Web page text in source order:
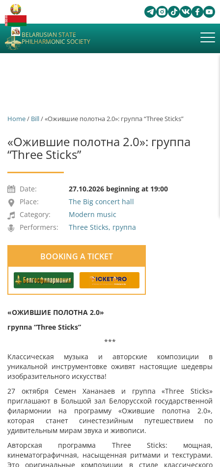
BELARUSIAN STATE
PHILHARMONIC SOCIETY
Home/ Bill/ «Ожившие полотна 2.0»: группа “Three Sticks”
«Ожившие полотна 2.0»: группа
“Three Sticks”
Date:
27.10.2026 beginning at 19:00
Place:
The Big concert hall
Category:
Modern music
Performers:
Three Sticks, группа
BOOKING A TICKET
«ОЖИВШИЕ ПОЛОТНА 2.0»
группа “Three Sticks”
***
Классическая музыка и авторские композиции в
уникальной инструментовке оживят настоящие шедевры
изобразительного искусства!
27 октября Семен Хананаев и группа «Three Sticks»
приглашают в Большой зал Белорусской государственной
филармонии на программу «Ожившие полотна 2.0»,
которая станет синестезийным путешествием по
удивительным мирам звука и живописи.
Авторская программа Three Sticks: мощная,
кинематографичная, насыщенная ритмами и текстурами.
Это оригинальные композиции в стиле классического